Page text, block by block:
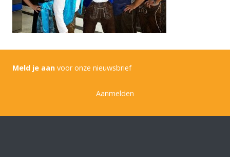
Meld je aan voor onze nieuwsbrief
Aanmelden